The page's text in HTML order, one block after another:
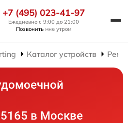
+7 (495) 023-41-97
Ежедневно с 9:00 до 21:00
Позвонить мне утром
Каталог устройств
в Москве